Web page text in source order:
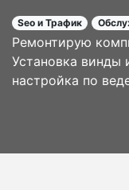
Seo и Трафик
Ремонтирую
Установка винды
настройка по